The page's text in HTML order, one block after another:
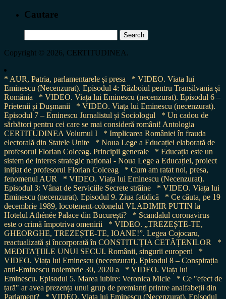
Cautare
for:
Copyright © 2026, CERTITUDINEA.
* AUR, Patria, parlamentarele și presa
* VIDEO. Viata lui
Eminescu (Necenzurat). Episodul 4: Războiul pentru Transilvania și
România
* VIDEO. Viața lui Eminescu (necenzurat). Episodul 6 –
Prietenii și Dușmanii
* VIDEO. Viața lui Eminescu (necenzurat).
Episodul 7 – Eminescu Jurnalistul și Sociologul
* Un cadou de
sărbători pentru cei care se mai consideră români! Antologia
CERTITUDINEA Volumul I
* Implicarea României în frauda
electorală din Statele Unite
* Noua Lege a Educației elaborată de
profesorul Florian Colceag. Principii generale
* Educația este un
sistem de interes strategic național - Noua Lege a Educației, proiect
inițiat de profesorul Florian Colceag
* Cum am ratat noi, presa,
fenomenul AUR
* VIDEO. Viața lui Eminescu (Necenzurat).
Episodul 3: Vânat de Serviciile Secrete străine
* VIDEO. Viața lui
Eminescu (necenzurat). Episodul 9. Ziua fatidică
* Ce căuta, pe 19
decembrie 1989, locotenent-colonelul VLADIMIR PUTIN la
Hotelul Athénée Palace din București?
* Scandalul coronavirus
este o crimă împotriva omenirii
* VIDEO. „TREZEȘTE-TE,
GHEORGHE, TREZEȘTE-TE, IOANE!”. Legea Cojocaru,
reactualizată și încorporată în CONSTITUȚIA CETĂȚENILOR
*
MEDITAȚIILE UNUI SECUI. Românii, singurii europeni
*
VIDEO. Viața lui Eminescu (necenzurat). Episodul 8 – Conspirația
anti-Eminescu noiembrie 30, 2020 a
* VIDEO. Viața lui
Eminescu. Episodul 5. Marea iubire: Veronica Micle
* Ce "efect de
țară" ar avea prezența unui grup de premianți printre analfabeții din
Parlament?
* VIDEO. Viața lui Eminescu (Necenzurat). Episodul